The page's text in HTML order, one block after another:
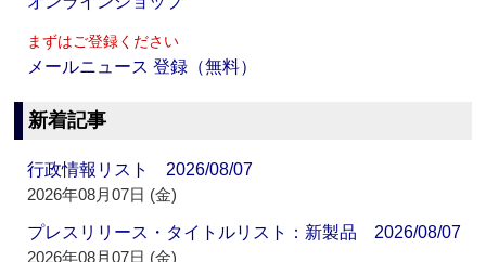
まずはご登録ください
メールニュース 登録（無料）
新着記事
行政情報リスト 2026/08/07
2026年08月07日 (金)
プレスリリース・タイトルリスト：新製品 2026/08/07
2026年08月07日 (金)